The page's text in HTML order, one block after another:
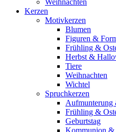
Weihnachten
Kerzen
Motivkerzen
Blumen
Figuren &
Frühling &
Herbst &
Tiere
Weihnachten
Wichtel
Spruchkerzen
Aufmunterung
Frühling &
Geburtstag
Kommunion